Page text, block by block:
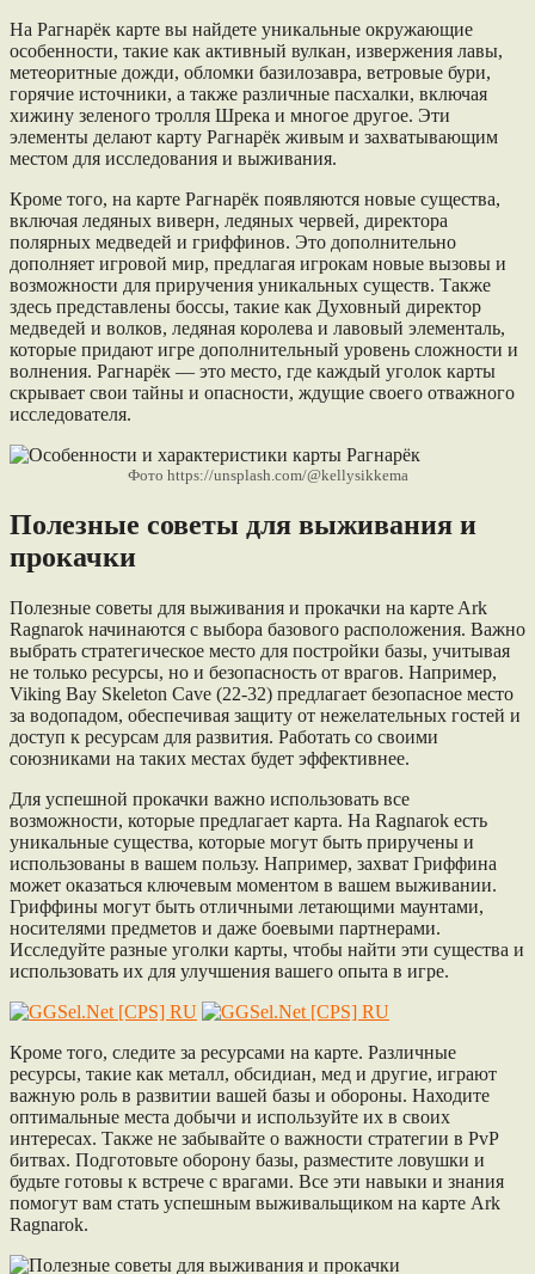
На Рагнарёк карте вы найдете уникальные окружающие
особенности, такие как активный вулкан, извержения лавы,
метеоритные дожди, обломки базилозавра, ветровые бури,
горячие источники, а также различные пасхалки, включая
хижину зеленого тролля Шрека и многое другое. Эти
элементы делают карту Рагнарёк живым и захватывающим
местом для исследования и выживания.
Кроме того, на карте Рагнарёк появляются новые существа,
включая ледяных виверн, ледяных червей, директора
полярных медведей и гриффинов. Это дополнительно
дополняет игровой мир, предлагая игрокам новые вызовы и
возможности для приручения уникальных существ. Также
здесь представлены боссы, такие как Духовный директор
медведей и волков, ледяная королева и лавовый элементаль,
которые придают игре дополнительный уровень сложности и
волнения. Рагнарёк — это место, где каждый уголок карты
скрывает свои тайны и опасности, ждущие своего отважного
исследователя.
Фото https://unsplash.com/@kellysikkema
Полезные советы для выживания и
прокачки
Полезные советы для выживания и прокачки на картe Ark
Ragnarok начинаются с выбора базового расположения. Важно
выбрать стратегическое место для постройки базы, учитывая
не только ресурсы, но и безопасность от врагов. Например,
Viking Bay Skeleton Cave (22-32) предлагает безопасное место
за водопадом, обеспечивая защиту от нежелательных гостей и
доступ к ресурсам для развития. Работать со своими
союзниками на таких местах будет эффективнее.
Для успешной прокачки важно использовать все
возможности, которые предлагает карта. На Ragnarok есть
уникальные существа, которые могут быть приручены и
использованы в вашем пользу. Например, захват Гриффина
может оказаться ключевым моментом в вашем выживании.
Гриффины могут быть отличными летающими маунтами,
носителями предметов и даже боевыми партнерами.
Исследуйте разные уголки карты, чтобы найти эти существа и
использовать их для улучшения вашего опыта в игре.
Кроме того, следите за ресурсами на карте. Различные
ресурсы, такие как металл, обсидиан, мед и другие, играют
важную роль в развитии вашей базы и обороны. Находите
оптимальные места добычи и используйте их в своих
интересах. Также не забывайте о важности стратегии в PvP
битвах. Подготовьте оборону базы, разместите ловушки и
будьте готовы к встрече с врагами. Все эти навыки и знания
помогут вам стать успешным выживальщиком на карте Ark
Ragnarok.